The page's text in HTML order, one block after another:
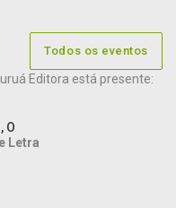
Todos os eventos
Editora está presente:
O
Letra